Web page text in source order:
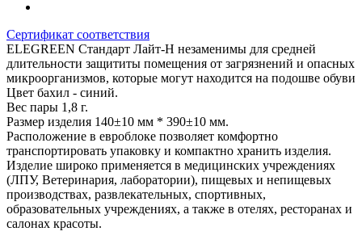
Сертификат соответствия
ELEGREEN Стандарт Лайт-Н незаменимы для средней
длительности защититы помещения от загрязнений и опасных
микроорганизмов, которые могут находится на подошве обуви
Цвет бахил - синий.
Вес пары 1,8 г.
Размер изделия 140±10 мм * 390±10 мм.
Расположение в евроблоке позволяет комфортно
транспортировать упаковку и компактно хранить изделия.
Изделие широко применяется в медицинских учреждениях
(ЛПУ, Ветеринария, лаборатории), пищевых и непищевых
производствах, развлекательных, спортивных,
образовательных учреждениях, а также в отелях, ресторанах и
салонах красоты.